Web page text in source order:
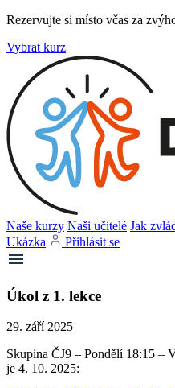
Rezervujte si místo včas za
Vybrat kurz
Naše kurzy Naši učitelé Jak
Ukázka
Přihlásit se
Úkol z 1. lekce
29. září 2025
Skupina ČJ9 – Pondělí 18:15 –
je 4. 10. 2025: